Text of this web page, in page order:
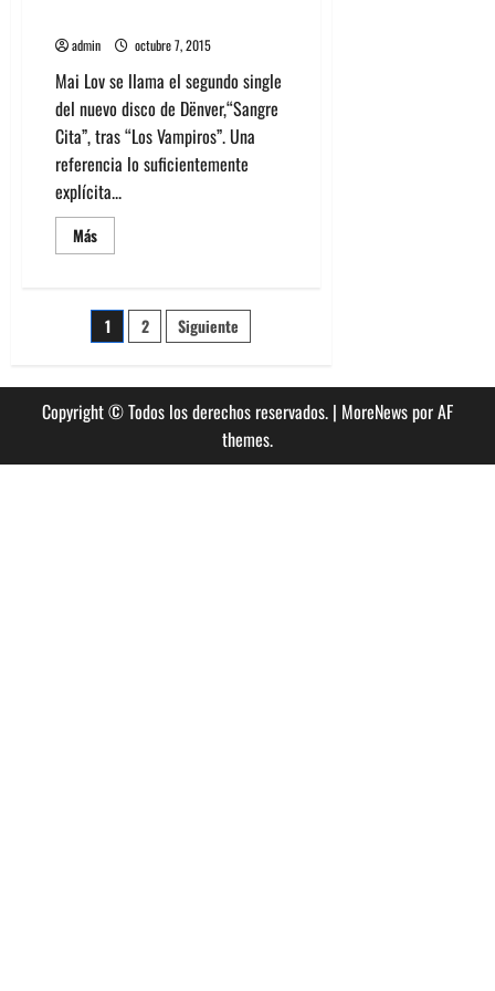
admin octubre 7, 2015
Mai Lov se llama el segundo single
del nuevo disco de Dënver,“Sangre
Cita”, tras “Los Vampiros”. Una
referencia lo suficientemente
explícita...
MásLeer
más
Lov»,
nuevo
single
disco
de
Dënver
Paginación
de
entradas
1 2 Siguiente
Copyright © Todos los derechos reservados. | MoreNewspor AF
themes.